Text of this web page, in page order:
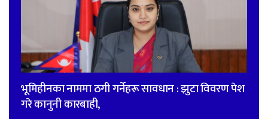
भूमिहीनका नाममा ठगी गर्नेहरू सावधान : झुटा विवरण पेश
गरे कानुनी कारबाही,